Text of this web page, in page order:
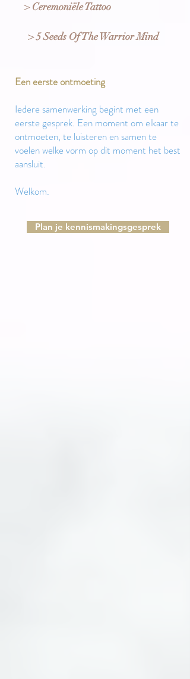
> Ceremoniële Tattoo
> 5 Seeds Of The Warrior Mind
Een eerste ontmoeting
Iedere samenwerking begint met een
eerste gesprek. Een moment om elkaar te
ontmoeten, te luisteren en samen te
voelen welke vorm op dit moment het best
aansluit.
Welkom.
Plan je kennismakingsgesprek